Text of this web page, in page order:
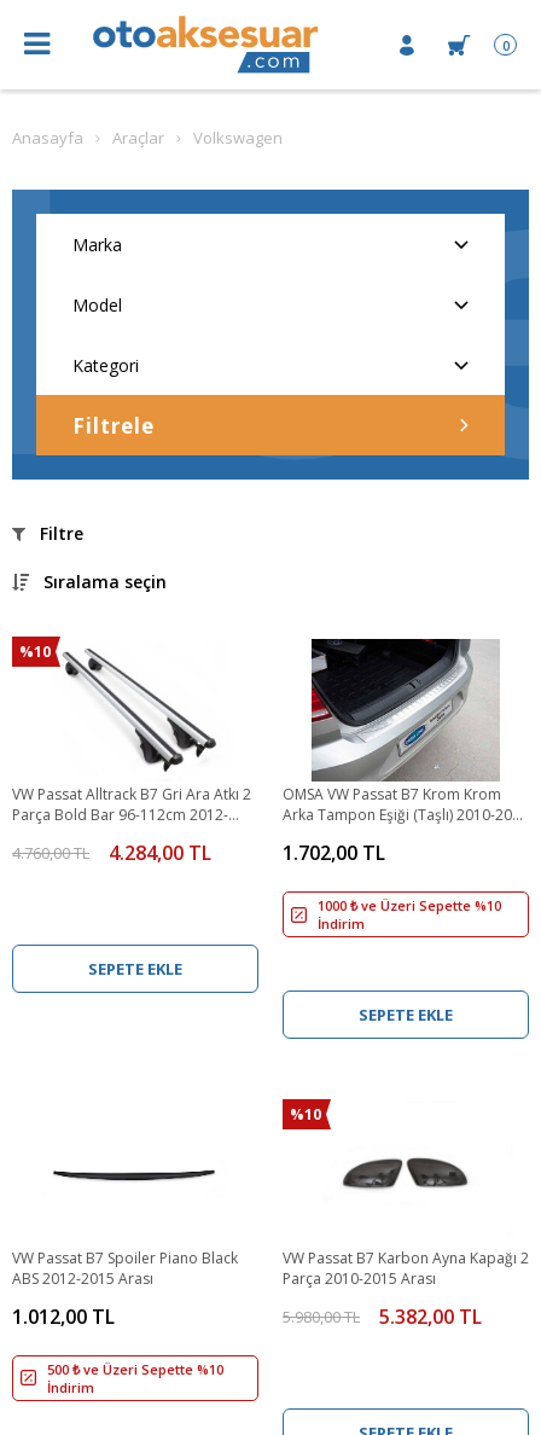
0
Anasayfa Araçlar Volkswagen
Filtrele
Filtre
Sıralama seçin
%10
VW Passat Alltrack B7 Gri Ara Atkı 2
Parça Bold Bar 96-112cm 2012-
4.760,00 TL 4.284,00 TL
SEPETE EKLE
OMSA VW Passat B7 Krom Krom
Arka Tampon Eşiği (Taşlı) 2010-2015
1.702,00 TL
1000 ₺ ve Üzeri Sepette %10
İndirim
SEPETE EKLE
VW Passat B7 Spoiler Piano Black
ABS 2012-2015 Arası
1.012,00 TL
500 ₺ ve Üzeri Sepette %10
İndirim
%10
VW Passat B7 Karbon Ayna Kapağı 2
Parça 2010-2015 Arası
5.980,00 TL 5.382,00 TL